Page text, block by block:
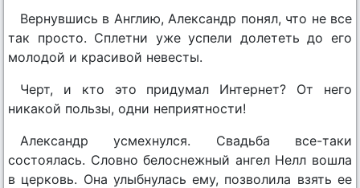
Вернувшись в Англию, Александр понял, что не все
так просто. Сплетни уже успели долететь до его
молодой и красивой невесты.
Черт, и кто это придумал Интернет? От него
никакой пользы, одни неприятности!
Александр усмехнулся. Свадьба все-таки
состоялась. Словно белоснежный ангел Нелл вошла
в церковь. Она улыбнулась ему, позволила взять ее